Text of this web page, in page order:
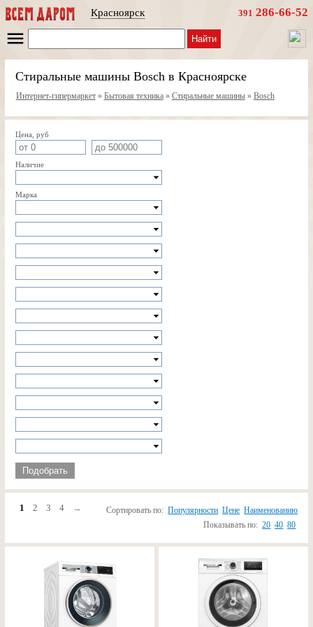
Красноярск 391 286-66-52
Найти
Стиральные машины Bosch в Красноярске
Интернет-гипермаркет» Бытовая техника» Стиральные машины» Bosch
Цена, руб
Наличие
Марка
Подобрать
1 2 3 4 → Сортировать по: Популярности Цене Наименованию
Показывать по: 20 40 80